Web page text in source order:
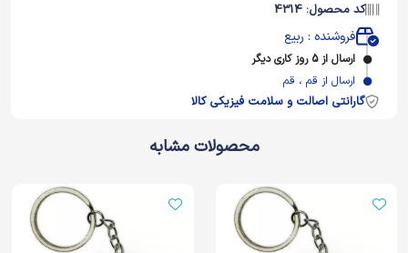
کد محصول: 4314
فروشنده : ربیع
ارسال از 5 روز کاری دیگر
ارسال از قم ، قم
گارانتی اصالت و سلامت فیزیکی کالا
محصولات مشابه